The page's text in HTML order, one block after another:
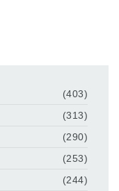
(403)
(313)
(290)
(253)
(244)